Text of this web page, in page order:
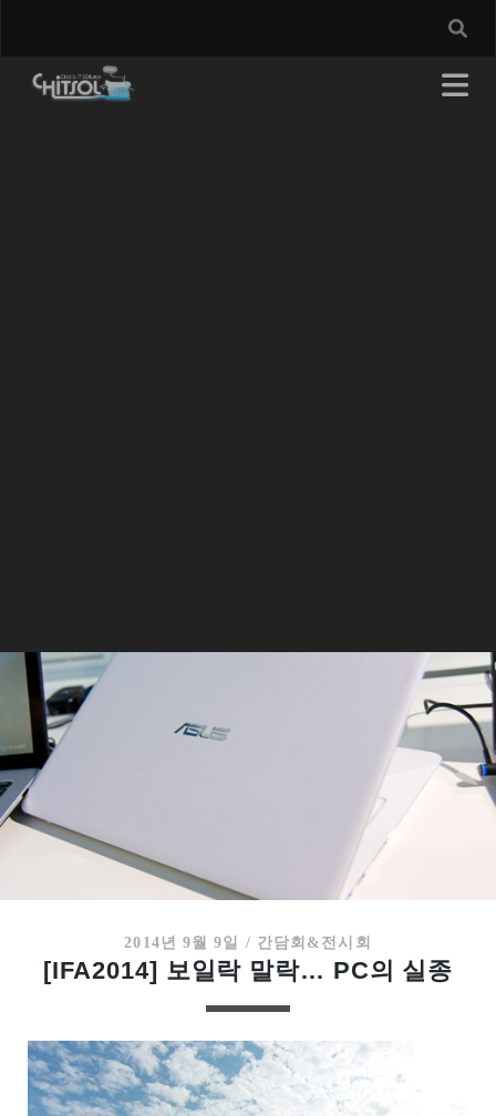
2014년 9월 9일 / 간담회&전시회
[IFA2014] 보일락 말락… PC의 실종